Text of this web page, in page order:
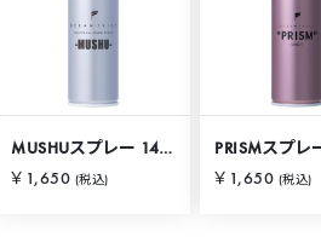
MUSHUスプレー 140g
￥1,650 (税込)
PRISMスプレ
￥1,650 (税込)